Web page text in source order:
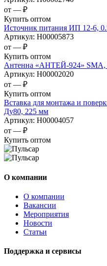
от — ₽
Купить оптом
Источник питания ИП 12-6,
Артикул: Н00005873
от — ₽
Купить оптом
Антенна «АНТЕЙ-924» SMA,
Артикул: Н00002020
от — ₽
Купить оптом
Вставка для монтажа и
Ду80, 225 мм
Артикул: Н00004057
от — ₽
Купить оптом
О компании
О компании
Вакансии
Мероприятия
Новости
Статьи
Поддержка и сервисы